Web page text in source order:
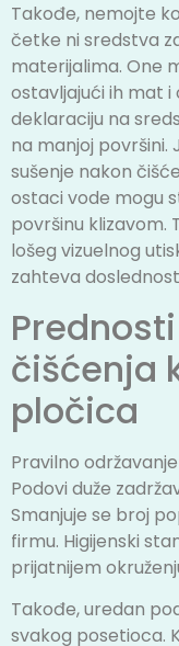
Takođe, nemojte
četke ni sredstva
materijalima. One
ostavljajući ih mat
deklaraciju na
na manjoj površini.
sušenje nakon
ostaci vode mogu
površinu klizavom.
lošeg vizuelnog
zahteva
čišćenja
pločica
Pravilno
Podovi duže
Smanjuje se broj
firmu. Higijenski
prijatnijem
Takođe, uredan
svakog posetioca.